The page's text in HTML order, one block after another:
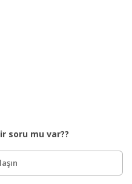
soru mu var??